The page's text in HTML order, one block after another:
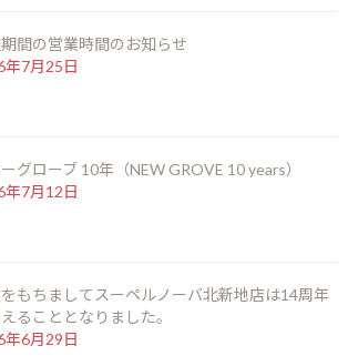
年6月6日
グルモルト余市 モスカテルウッドフィニッシ
間の営業時間のお知らせ
年7月25日
グローブ 10年（NEW GROVE 10 years）
年7月12日
もちましてスーペルノーバ北新地店は14周年
ることとなりました。
年6月29日